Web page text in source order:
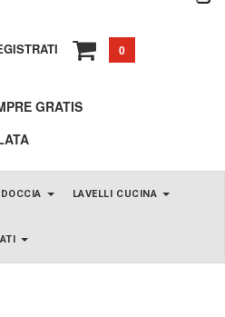
0
GRATIS
LAVELLI CUCINA